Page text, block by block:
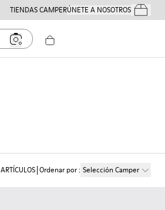
TIENDAS CAMPERÚNETE A NOSOTROSTus
ARTÍCULOS Ordenar por: Selección Camper